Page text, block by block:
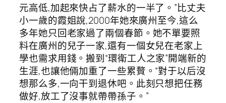
元高低,加起來快占了薪水的一半了。”比丈夫
小一歲的霞姐說,2000年她來廣州至今,這么
多年她只回老家過了兩個春節。她不單要照
料在廣州的兒子一家,還有一個女兒在老家上
學也需求用錢。搬到“環衛工人之家”開端新的
生涯,也讓他倆加重了一些累贅。“對于以后沒
想那么多,一向干到退休吧。此刻只想把任務
做好,放工了沒事就帶帶孫子。”